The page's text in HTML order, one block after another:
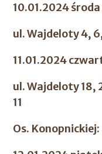
10.01.2024
ul. Wajdeloty 4, 6,
11.01.2024
ul. Wajdeloty 18,
11
Os. Konopnickiej: